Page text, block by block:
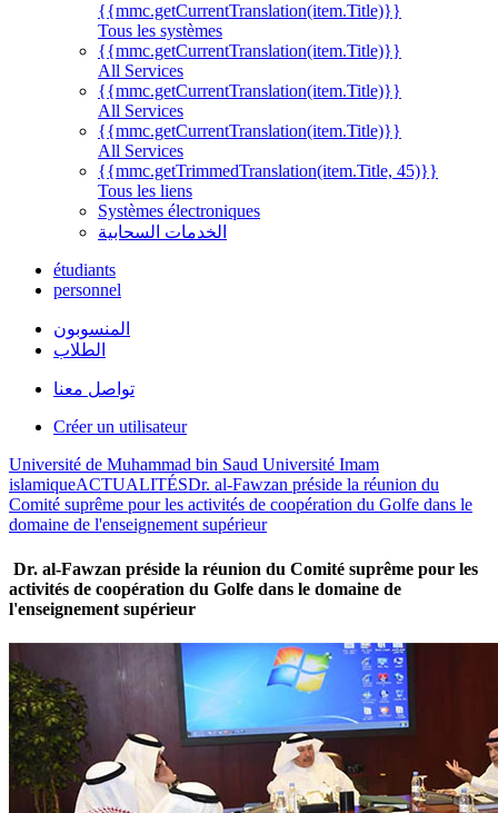
{{mmc.getCurrentTranslation(item.Title)}}
Tous les systèmes
{{mmc.getCurrentTranslation(item.Title)}}
All Services
{{mmc.getCurrentTranslation(item.Title)}}
All Services
{{mmc.getCurrentTranslation(item.Title)}}
All Services
{{mmc.getTrimmedTranslation(item.Title, 45)}}
Tous les liens
Systèmes électroniques
الخدمات السحابية
étudiants
personnel
المنسوبون
الطلاب
تواصل معنا
Créer un utilisateur
Université de Muhammad bin Saud Université Imam
islamiqueACTUALITÉSDr. al-Fawzan préside la réunion du
Comité suprême pour les activités de coopération du Golfe dans le
domaine de l'enseignement supérieur
Dr. al-Fawzan préside la réunion du Comité suprême pour les
activités de coopération du Golfe dans le domaine de
l'enseignement supérieur